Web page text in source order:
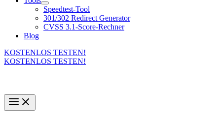
Speedtest-Tool
301/302 Redirect Generator
CVSS 3.1-Score-Rechner
Blog
KOSTENLOS TESTEN!
KOSTENLOS TESTEN!